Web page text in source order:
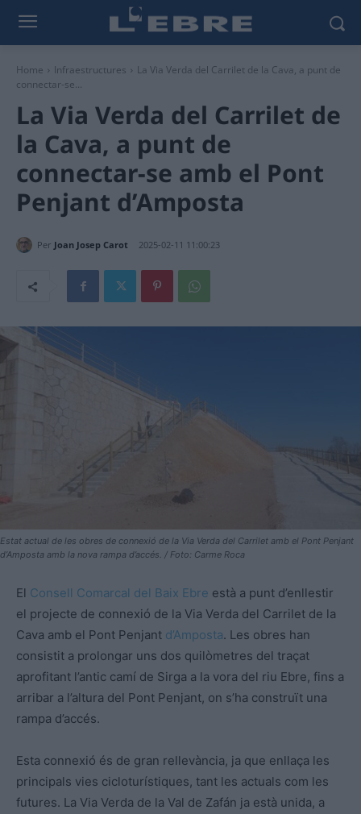
Home Infraestructures
La Via Verda del Carrilet de la Cava, a punt de
connectar-se...
La Via Verda del Carrilet de
la Cava, a punt de
connectar-se amb el Pont
Penjant d’Amposta
Per Joan Josep Carot 2025-02-11 11:00:23
Estat actual de les obres de connexió de la Via Verda del Carrilet amb el Pont Penjant
d’Amposta amb la nova rampa d’accés. / Foto: Carme Roca
El Consell Comarcal del Baix Ebre està a punt d’enllestir
el projecte de connexió de la Via Verda del Carrilet de la
Cava amb el Pont Penjant d’Amposta. Les obres han
consistit a prolongar uns dos quilòmetres del traçat
aprofitant l’antic camí de Sirga a la vora del riu Ebre, fins a
arribar a l’altura del Pont Penjant, on s’ha construït una
rampa d’accés.
Esta connexió és de gran rellevància, ja que enllaça les
principals vies cicloturístiques, tant les actuals com les
futures. La Via Verda de la Val de Zafán ja està unida, a